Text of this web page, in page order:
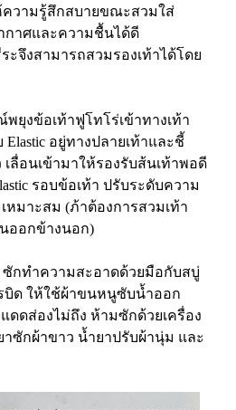
ความรู้สึกสบายขณะสวมใส่
กาศและความชื้นได้ดี
ะจึงสามารถสวมรองเท้าได้โดย
ยุงข้อเท้าฟูโทโร่เข้าทางเท้า
อยู่ทางปลายเท้าและชี้
ลื่อนเข้ามาให้รองรับส้นเท้าพอดี
รอบข้อเท้า ปรับระดับความ
หมาะสม (ภ้าต้องการสวมเท้า
ออกข้างนอก)
กทำความสะอาดด้วยมือกับสบู่
บิด ให้ใช้ผ้าขนหนูซับน้ำออก
ดดส่องไม่ถึง ห้ามซักด้วยเครื่อง
ซักผ้าขาว น้ำยาปรับผ้านุ่ม และ